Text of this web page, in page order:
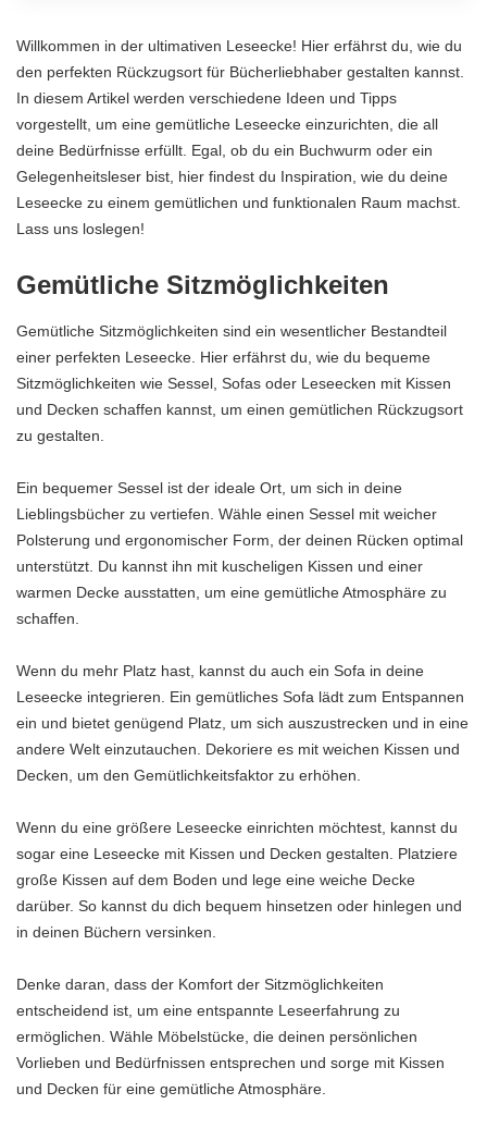
Willkommen in der ultimativen Leseecke! Hier erfährst du, wie du
den perfekten Rückzugsort für Bücherliebhaber gestalten kannst.
In diesem Artikel werden verschiedene Ideen und Tipps
vorgestellt, um eine gemütliche Leseecke einzurichten, die all
deine Bedürfnisse erfüllt. Egal, ob du ein Buchwurm oder ein
Gelegenheitsleser bist, hier findest du Inspiration, wie du deine
Leseecke zu einem gemütlichen und funktionalen Raum machst.
Lass uns loslegen!
Gemütliche Sitzmöglichkeiten
Gemütliche Sitzmöglichkeiten sind ein wesentlicher Bestandteil
einer perfekten Leseecke. Hier erfährst du, wie du bequeme
Sitzmöglichkeiten wie Sessel, Sofas oder Leseecken mit Kissen
und Decken schaffen kannst, um einen gemütlichen Rückzugsort
zu gestalten.
Ein bequemer Sessel ist der ideale Ort, um sich in deine
Lieblingsbücher zu vertiefen. Wähle einen Sessel mit weicher
Polsterung und ergonomischer Form, der deinen Rücken optimal
unterstützt. Du kannst ihn mit kuscheligen Kissen und einer
warmen Decke ausstatten, um eine gemütliche Atmosphäre zu
schaffen.
Wenn du mehr Platz hast, kannst du auch ein Sofa in deine
Leseecke integrieren. Ein gemütliches Sofa lädt zum Entspannen
ein und bietet genügend Platz, um sich auszustrecken und in eine
andere Welt einzutauchen. Dekoriere es mit weichen Kissen und
Decken, um den Gemütlichkeitsfaktor zu erhöhen.
Wenn du eine größere Leseecke einrichten möchtest, kannst du
sogar eine Leseecke mit Kissen und Decken gestalten. Platziere
große Kissen auf dem Boden und lege eine weiche Decke
darüber. So kannst du dich bequem hinsetzen oder hinlegen und
in deinen Büchern versinken.
Denke daran, dass der Komfort der Sitzmöglichkeiten
entscheidend ist, um eine entspannte Leseerfahrung zu
ermöglichen. Wähle Möbelstücke, die deinen persönlichen
Vorlieben und Bedürfnissen entsprechen und sorge mit Kissen
und Decken für eine gemütliche Atmosphäre.